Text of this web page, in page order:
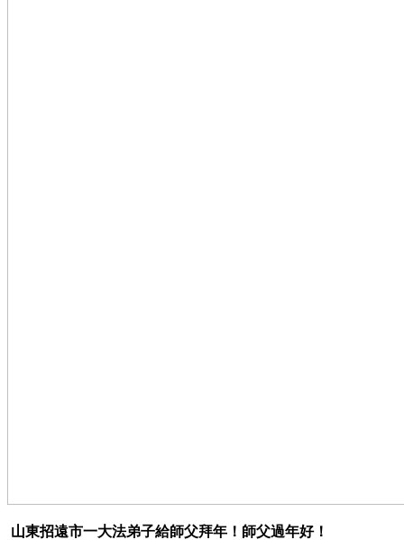
山東招遠市一大法弟子給師父拜年！師父過年好！